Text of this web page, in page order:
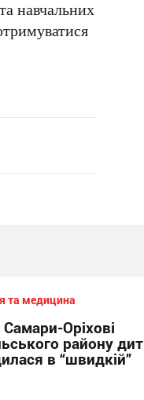
навчальних
та медицина
Самари-Оріхові
району
в “швидкій”